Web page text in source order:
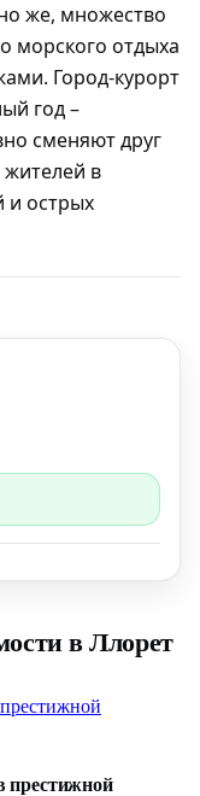
же, множество
морского отдыха
Город-курорт
год –
сменяют друг
в
и острых
в Ллорет
престижной